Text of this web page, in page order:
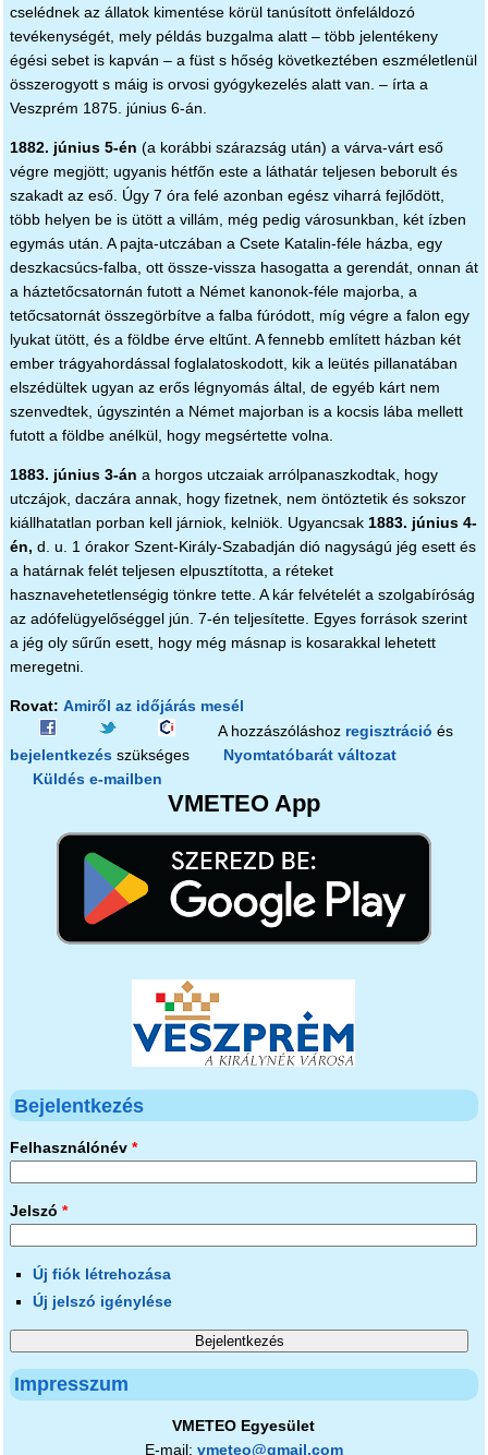
cselédnek az állatok kimentése körül tanúsított önfeláldozó
tevékenységét, mely példás buzgalma alatt – több jelentékeny
égési sebet is kapván – a füst s hőség következtében eszméletlenül
összerogyott s máig is orvosi gyógykezelés alatt van. – írta a
Veszprém 1875. június 6-án.
1882. június 5-én (a korábbi szárazság után) a várva-várt eső
végre megjött; ugyanis hétfőn este a láthatár teljesen beborult és
szakadt az eső. Úgy 7 óra felé azonban egész viharrá fejlődött,
több helyen be is ütött a villám, még pedig városunkban, két ízben
egymás után. A pajta-utczában a Csete Katalin-féle házba, egy
deszkacsúcs-falba, ott össze-vissza hasogatta a gerendát, onnan át
a háztetőcsatornán futott a Német kanonok-féle majorba, a
tetőcsatornát összegörbítve a falba fúródott, míg végre a falon egy
lyukat ütött, és a földbe érve eltűnt. A fennebb említett házban két
ember trágyahordással foglalatoskodott, kik a leütés pillanatában
elszédültek ugyan az erős légnyomás által, de egyéb kárt nem
szenvedtek, úgyszintén a Német majorban is a kocsis lába mellett
futott a földbe anélkül, hogy megsértette volna.
1883. június 3-án a horgos utczaiak arrólpanaszkodtak, hogy
utczájok, daczára annak, hogy fizetnek, nem öntöztetik és sokszor
kiállhatatlan porban kell járniok, kelniök. Ugyancsak 1883. június 4-
én, d. u. 1 órakor Szent-Király-Szabadján dió nagyságú jég esett és
a határnak felét teljesen elpusztította, a réteket
hasznavehetetlenségig tönkre tette. A kár felvételét a szolgabíróság
az adófelügyelőséggel jún. 7-én teljesítette. Egyes források szerint
a jég oly sűrűn esett, hogy még másnap is kosarakkal lehetett
meregetni.
Rovat: Amiről az időjárás mesél
A hozzászóláshoz regisztráció és
bejelentkezés szükséges
Nyomtatóbarát változat
Küldés e-mailben
VMETEO App
Bejelentkezés
Felhasználónév *
Jelszó *
Új fiók létrehozása
Új jelszó igénylése
Impresszum
VMETEO Egyesület
E-mail: vmeteo@gmail.com